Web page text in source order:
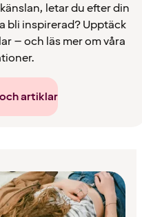
letar du efter din
bli inspirerad? Upptäck
– och läs mer om våra
artiklar